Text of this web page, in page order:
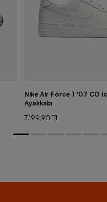
Nike Air Force 1 '07 CO
Ayakkabı
7.199,90 TL